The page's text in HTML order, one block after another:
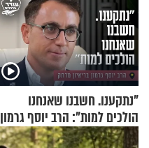
"נתקענו. חשבנו שאנחנו
הולכים למות": הרב יוסף גרמון
בריאיון מרתק